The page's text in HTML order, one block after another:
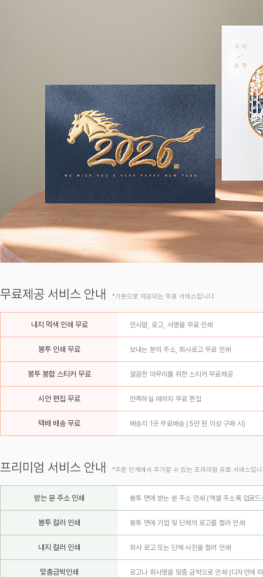
무료제공 서비스 안내 *기본으로 제공되는 무료 서비스입니다.
내지 먹색 인쇄 무료 인사말, 로고, 서명을 무료 인쇄
봉투 인쇄 무료 보내는 분의 주소, 회사로고 무료 인쇄
봉투 봉합 스티커 무료 깔끔한 마무리를 위한 스티커 무료제공
시안 편집 무료 만족하실 때까지 무료 편집
택배 배송 무료 배송지 1곳 무료배송 (5만 원 이상 구매 시)
프리미엄 서비스 안내 *주문 단계에서 추가할 수 있는 프리미엄 유료 서비스입
받는 분 주소 인쇄 봉투 면에 받는 분 주소 인쇄 (엑셀 주소록 업로
봉투 컬러 인쇄 봉투 면에 기업 및 단체의 로고를 컬러 인쇄
내지 컬러 인쇄 회사 로고 또는 단체 사진을 컬러 인쇄
맞춤금박인쇄 로고나 회사명을 맞춤 금박으로 인쇄 (디자인에